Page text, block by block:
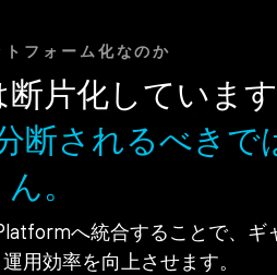
トフォーム化なのか
片化しています
断されるべきで
ん。
へ統合することで、ギ
用効率を向上させます。